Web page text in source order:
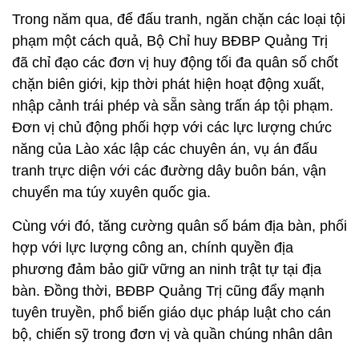
Trong năm qua, để đấu tranh, ngăn chặn các loại tội
phạm một cách quả, Bộ Chỉ huy BĐBP Quảng Trị
đã chỉ đạo các đơn vị huy động tối đa quân số chốt
chặn biên giới, kịp thời phát hiện hoạt động xuất,
nhập cảnh trái phép và sẵn sàng trấn áp tội phạm.
Đơn vị chủ động phối hợp với các lực lượng chức
năng của Lào xác lập các chuyên án, vụ án đấu
tranh trực diện với các đường dây buôn bán, vận
chuyển ma túy xuyên quốc gia.
Cùng với đó, tăng cường quân số bám địa bàn, phối
hợp với lực lượng công an, chính quyền địa
phương đảm bảo giữ vững an ninh trật tự tại địa
bàn. Đồng thời, BĐBP Quảng Trị cũng đẩy mạnh
tuyên truyền, phổ biến giáo dục pháp luật cho cán
bộ, chiến sỹ trong đơn vị và quần chúng nhân dân